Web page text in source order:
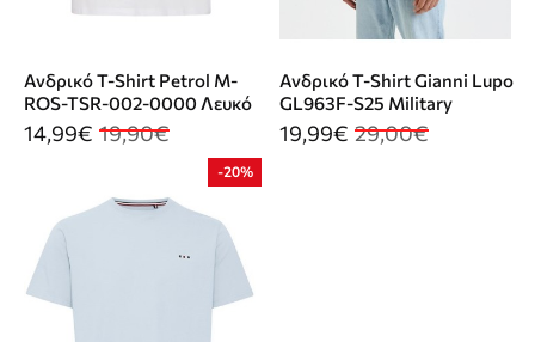
Ανδρικό T-Shirt Petrol M-
ROS-TSR-002-0000 Λευκό
14,99€ 19,90€
Ανδρικό T-Shirt Gianni Lupo
GL963F-S25 Military
19,99€ 29,00€
-20%